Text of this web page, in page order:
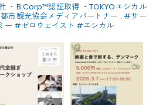
・B Corp™認証取得 ・TOKYOエシカル
都市観光協会メディアパートナー . #サー
ー #ゼロウェイスト #エシカル